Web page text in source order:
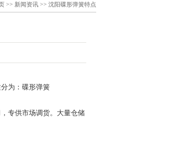
>> 新闻资讯>> 沈阳碟形弹簧特点
为：碟形弹簧
专供市场调货。大量仓储